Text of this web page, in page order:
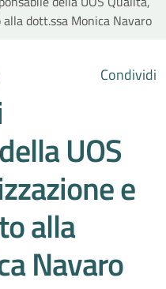
dott.ssa Monica Navaro
Condividi
UOS
e
alla
Navaro